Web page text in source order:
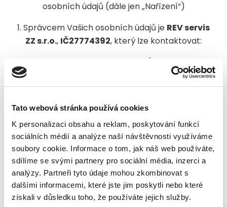
Tato webová stránka používá cookies
K personalizaci obsahu a reklam, poskytování funkcí
sociálních médií a analýze naší návštěvnosti využíváme
soubory cookie. Informace o tom, jak náš web používáte,
sdílíme se svými partnery pro sociální média, inzerci a
analýzy. Partneři tyto údaje mohou zkombinovat s
dalšími informacemi, které jste jim poskytli nebo které
získali v důsledku toho, že používáte jejich služby.
osobních údajů (dále jen „Nařízení“)
1. Správcem Vašich osobních údajů je REV servis
ZZ s.r.o., IČ27774392, který lze kontaktovat:
písemně: Hlavní třída 843/54 Ostrava -
telefonicky: +420 603 205 611
e-mailem: ilona.cernikova@seznam.cz
2. Účely zpracování, pro které jsou osobní údaje
určeny k vedení obchodní komunikace
v souvislosti s nabídkou produktů a služeb.
3. Zpracování osobních údajů je nezbytné pro
zpracování nabídky na uzavření smlouvy o dílo na
žádost subjektu údajů, případně poskytnutí jiných